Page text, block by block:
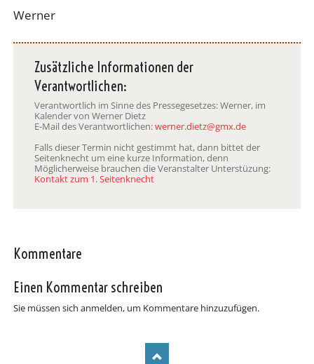
Werner
Zusätzliche Informationen der
Verantwortlichen:
Verantwortlich im Sinne des Pressegesetzes: Werner, im
Kalender von Werner Dietz
E-Mail des Verantwortlichen:werner.dietz@gmx.de
Falls dieser Termin nicht gestimmt hat, dann bittet der
Seitenknecht um eine kurze Information, denn
Möglicherweise brauchen die Veranstalter Unterstüzung:
Kontakt zum 1. Seitenknecht
Kommentare
Einen Kommentar schreiben
Sie müssen sich anmelden, um Kommentare hinzuzufügen.